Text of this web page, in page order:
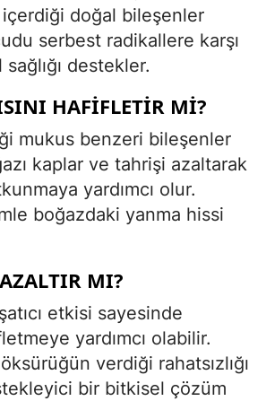
içerdiği doğal bileşenler
serbest radikallere karşı
destekler.
HAFIFLETIR MI?
mukus benzeri bileşenler
kaplar ve tahrişi azaltarak
yardımcı olur.
boğazdaki yanma hissi
MI?
etkisi sayesinde
yardımcı olabilir.
verdiği rahatsızlığı
bir bitkisel çözüm